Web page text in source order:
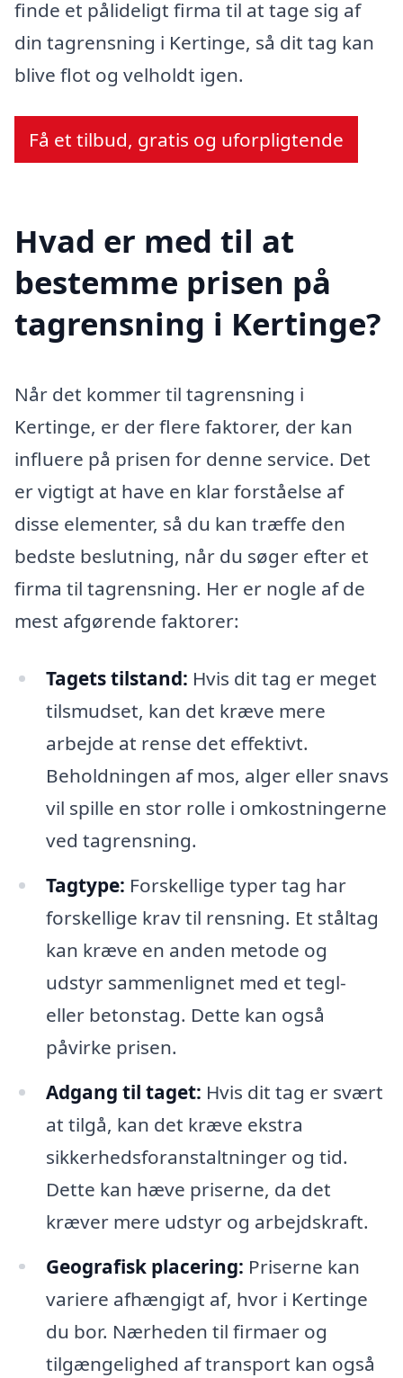
finde et pålideligt firma til at tage sig af
din tagrensning i Kertinge, så dit tag kan
blive flot og velholdt igen.
Få et tilbud, gratis og uforpligtende
Hvad er med til at
bestemme prisen på
tagrensning i Kertinge?
Når det kommer til tagrensning i
Kertinge, er der flere faktorer, der kan
influere på prisen for denne service. Det
er vigtigt at have en klar forståelse af
disse elementer, så du kan træffe den
bedste beslutning, når du søger efter et
firma til tagrensning. Her er nogle af de
mest afgørende faktorer:
Tagets tilstand: Hvis dit tag er meget
tilsmudset, kan det kræve mere
arbejde at rense det effektivt.
Beholdningen af mos, alger eller snavs
vil spille en stor rolle i omkostningerne
ved tagrensning.
Tagtype: Forskellige typer tag har
forskellige krav til rensning. Et ståltag
kan kræve en anden metode og
udstyr sammenlignet med et tegl-
eller betonstag. Dette kan også
påvirke prisen.
Adgang til taget: Hvis dit tag er svært
at tilgå, kan det kræve ekstra
sikkerhedsforanstaltninger og tid.
Dette kan hæve priserne, da det
kræver mere udstyr og arbejdskraft.
Geografisk placering: Priserne kan
variere afhængigt af, hvor i Kertinge
du bor. Nærheden til firmaer og
tilgængelighed af transport kan også